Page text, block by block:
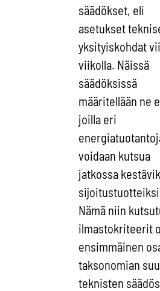
säädökset, eli
asetukset
yksityiskohdat
viikolla. Näissä
säädöksissä
määritellään ne
joilla eri
voidaan kutsua
jatkossa
Nämä niin
ilmastokriteerit
ensimmäinen
taksonomian
teknisten